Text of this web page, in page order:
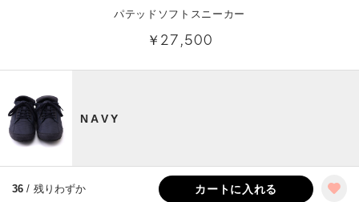
パテッドソフトスニーカー
￥27,500
NAVY
36 / 残りわずか カートに入れる